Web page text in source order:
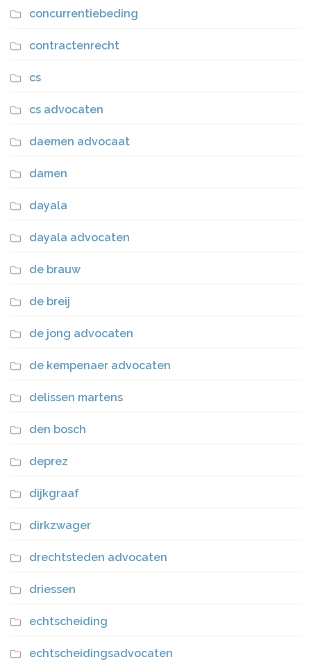
concurrentiebeding
contractenrecht
cs
cs advocaten
daemen advocaat
damen
dayala
dayala advocaten
de brauw
de breij
de jong advocaten
de kempenaer advocaten
delissen martens
den bosch
deprez
dijkgraaf
dirkzwager
drechtsteden advocaten
driessen
echtscheiding
echtscheidingsadvocaten